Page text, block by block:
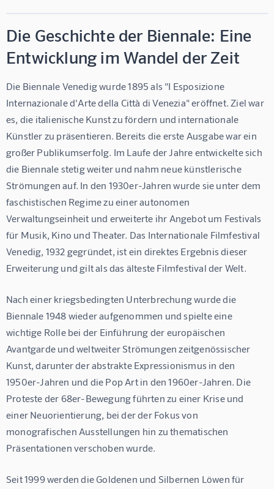
Die Geschichte der Biennale: Eine
Entwicklung im Wandel der Zeit
Die Biennale Venedig wurde 1895 als "I Esposizione
Internazionale d'Arte della Città di Venezia" eröffnet. Ziel war
es, die italienische Kunst zu fördern und internationale
Künstler zu präsentieren. Bereits die erste Ausgabe war ein
großer Publikumserfolg. Im Laufe der Jahre entwickelte sich
die Biennale stetig weiter und nahm neue künstlerische
Strömungen auf. In den 1930er-Jahren wurde sie unter dem
faschistischen Regime zu einer autonomen
Verwaltungseinheit und erweiterte ihr Angebot um Festivals
für Musik, Kino und Theater. Das Internationale Filmfestival
Venedig, 1932 gegründet, ist ein direktes Ergebnis dieser
Erweiterung und gilt als das älteste Filmfestival der Welt.
Nach einer kriegsbedingten Unterbrechung wurde die
Biennale 1948 wieder aufgenommen und spielte eine
wichtige Rolle bei der Einführung der europäischen
Avantgarde und weltweiter Strömungen zeitgenössischer
Kunst, darunter der abstrakte Expressionismus in den
1950er-Jahren und die Pop Art in den 1960er-Jahren. Die
Proteste der 68er-Bewegung führten zu einer Krise und
einer Neuorientierung, bei der der Fokus von
monografischen Ausstellungen hin zu thematischen
Präsentationen verschoben wurde.
Seit 1999 werden die Goldenen und Silbernen Löwen für